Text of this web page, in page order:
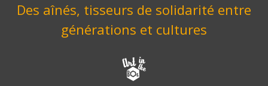
Des aînés, tisseurs de solidarité entre
générations et cultures